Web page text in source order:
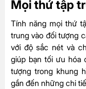
Mọi thứ tập
Tính năng mọi thứ
trung vào đối tượng
với độ sắc nét và
giúp bạn tối ưu hóa
tượng trong khung
gần đến những chi